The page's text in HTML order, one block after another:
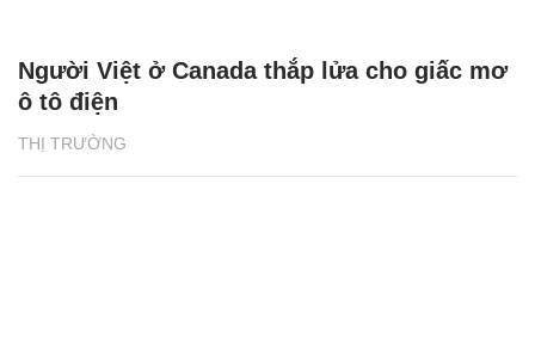
THỊ TRƯỜNG
Người Việt ở Canada thắp lửa cho giấc mơ
ô tô điện